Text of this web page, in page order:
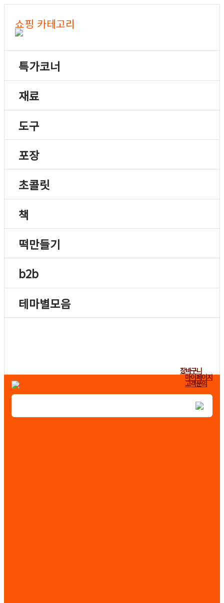
쇼핑 카테고리
특가코너
재료
도구
포장
초콜릿
책
떡만들기
b2b
테마별모음
장바구니
마이페이지
고객문의